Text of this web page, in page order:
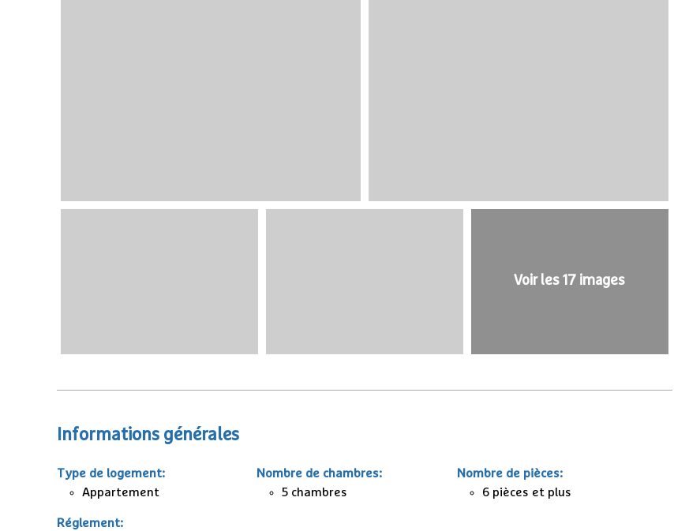
Voir les 17 images
Informations générales
Type de logement:
Appartement
Nombre de chambres:
5 chambres
Nombre de pièces:
6 pièces et plus
Réglement: